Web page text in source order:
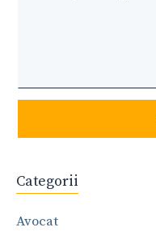
Categorii
Avocat